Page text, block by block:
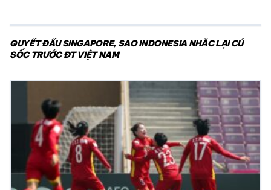
QUYẾT ĐẤU SINGAPORE, SAO INDONESIA NHẮC LẠI CÚ
SỐC TRƯỚC ĐT VIỆT NAM